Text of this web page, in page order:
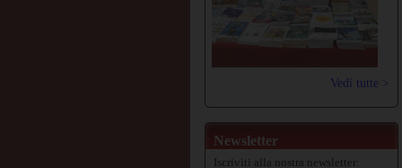
Vedi tutte >
Newsletter
Iscriviti alla nostra newsletter: